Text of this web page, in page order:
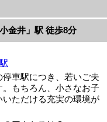
金井」駅 徒歩8分
車駅につき、若いご夫
もちろん、小さなお子
ただける充実の環境が